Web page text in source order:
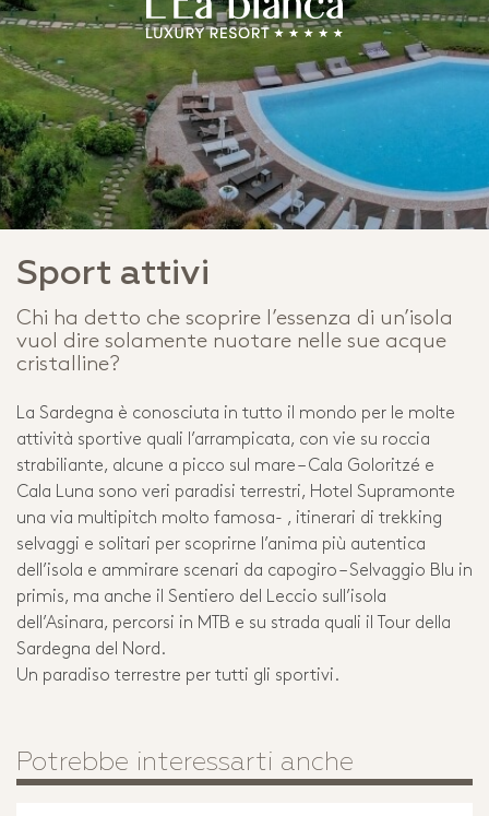
Sport attivi
Chi ha detto che scoprire l’essenza di un’isola
vuol dire solamente nuotare nelle sue acque
cristalline?
La Sardegna è conosciuta in tutto il mondo per le molte
attività sportive quali l’arrampicata, con vie su roccia
strabiliante, alcune a picco sul mare – Cala Goloritzé e
Cala Luna sono veri paradisi terrestri, Hotel Supramonte
una via multipitch molto famosa- , itinerari di trekking
selvaggi e solitari per scoprirne l’anima più autentica
dell’isola e ammirare scenari da capogiro – Selvaggio Blu in
primis, ma anche il Sentiero del Leccio sull’isola
dell’Asinara, percorsi in MTB e su strada quali il Tour della
Sardegna del Nord.
Un paradiso terrestre per tutti gli sportivi.
Potrebbe interessarti anche